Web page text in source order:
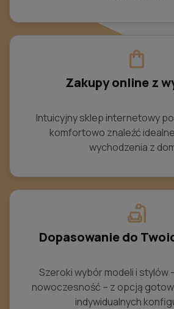
shopping_bag
Zakupy online z
Intuicyjny sklep internetowy
komfortowo znaleźć
wychodzenia z
scene
Dopasowanie do
Szeroki wybór modeli i stylów
nowoczesność – z opcją
indywidualnych